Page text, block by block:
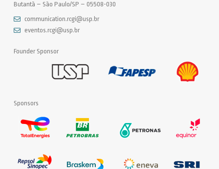
Butantã – São Paulo/SP – 05508-030
communication.rcgi@usp.br
eventos.rcgi@usp.br
Founder Sponsor
Sponsors